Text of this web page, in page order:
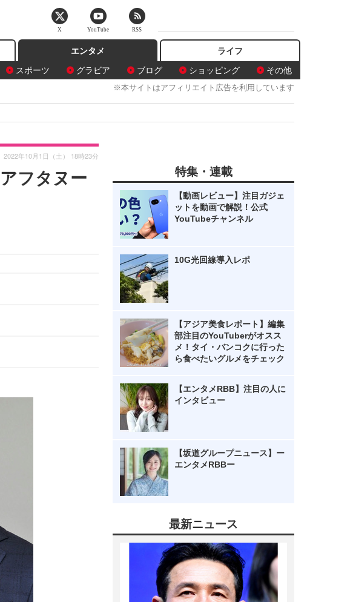
エンタメ
スポーツ グラビア ブログ ショッピング その他
ライフ
※本サイトはアフィリエイト広告を利用しています
フタヌー
2022年10月1日（土） 18時23分
特集・連載
【動画レビュー】注目ガジェ
ットを動画で解説！公式
YouTubeチャンネル
10G光回線導入レポ
【アジア美食レポート】編集
部注目のYouTuberがオスス
メ！タイ・バンコクに行った
ら食べたいグルメをチェック
【エンタメRBB】注目の人に
インタビュー
【坂道グループニュース】ー
エンタメRBBー
最新ニュース
X YouTube RSS